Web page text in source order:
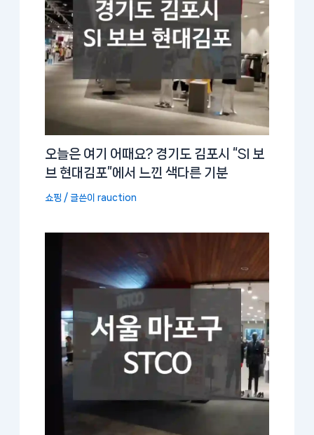
오늘은 여기 어때요? 경기도 김포시 “SI 보
브 현대김포”에서 느낀 색다른 기분
쇼핑 / 글쓴이rauction